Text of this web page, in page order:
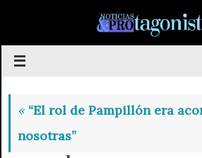
contenido
«“El rol de Pampillón era
nosotras”